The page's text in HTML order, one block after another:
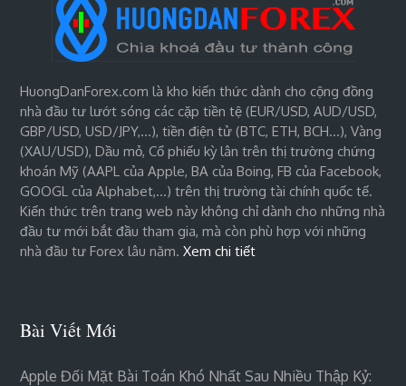
HuongDanForex.com là kho kiến thức dành cho cộng đồng
nhà đầu tư lướt sóng các cặp tiền tệ (EUR/USD, AUD/USD,
GBP/USD, USD/JPY,…), tiền điện tử (BTC, ETH, BCH…), Vàng
(XAU/USD), Dầu mỏ, Cổ phiếu kỳ lân trên thị trường chứng
khoán Mỹ (AAPL của Apple, BA của Boing, FB của Facebook,
GOOGL của Alphabet,…) trên thị trường tài chính quốc tế.
Kiến thức trên trang web này không chỉ dành cho những nhà
đầu tư mới bắt đầu tham gia, mà còn phù hợp với những
nhà đầu tư Forex lâu năm.Xem chi tiết
Bài Viết Mới
Apple Đối Mặt Bài Toán Khó Nhất Sau Nhiều Thập Kỷ: